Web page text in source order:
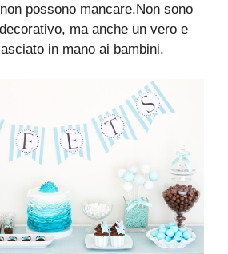
possono mancare.Non sono
ma anche un vero e
in mano ai bambini.